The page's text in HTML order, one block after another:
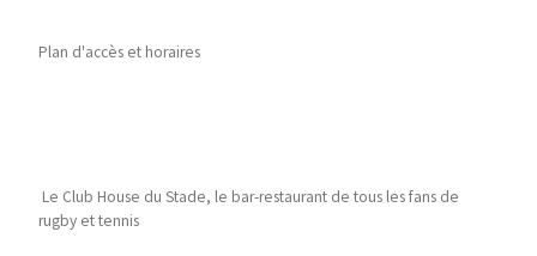
Plan d'accès et horaires
Le Club House du Stade, le bar-restaurant de tous les fans de
rugby et tennis